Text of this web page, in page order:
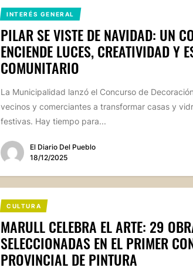
INTERÉS GENERAL
PILAR SE VISTE DE NAVIDAD: UN
ENCIENDE LUCES, CREATIVIDAD Y
COMUNITARIO
La Municipalidad lanzó el Concurso de
vecinos y comerciantes a transformar casas y
festivas. Hay tiempo para...
El Diario Del Pueblo
18/12/2025
CULTURA
MARULL CELEBRA EL ARTE: 29
SELECCIONADAS EN EL PRIMER
PROVINCIAL DE PINTURA